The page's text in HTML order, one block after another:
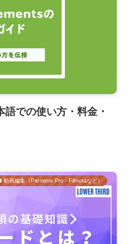
での使い方・料金・
動画編集（Premiere Pro・Filmoraなど）